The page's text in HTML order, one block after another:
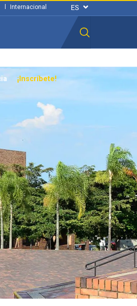
¡Inscríbete!
Internacional